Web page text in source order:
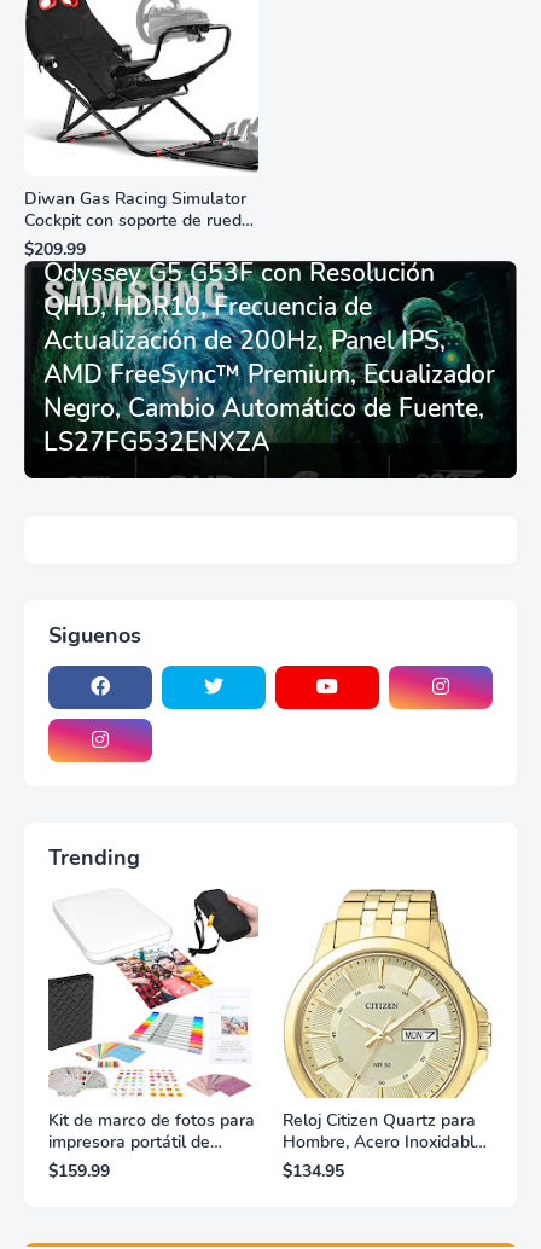
Diwan Gas Racing Simulator
Cockpit con soporte de rueda
de carreras plegable y
asiento - Logitech
G29/920/923/27/25,
Thrustmaster
T248/X/T300RS/T150/458/TX
$209.99
Monitor Gamer SAMSUNG 27”
Odyssey G5 G53F con Resolución
QHD, HDR10, Frecuencia de
Actualización de 200Hz, Panel IPS,
AMD FreeSync™ Premium, Ecualizador
Negro, Cambio Automático de Fuente,
LS27FG532ENXZA
Siguenos
Trending
Kit de marco de fotos para
impresora portátil de
fotografías y vídeos
Lifeprint 3x4,5 (blanca)
$159.99
Reloj Citizen Quartz para
Hombre, Acero Inoxidable,
Clásico, Dorado
$134.95